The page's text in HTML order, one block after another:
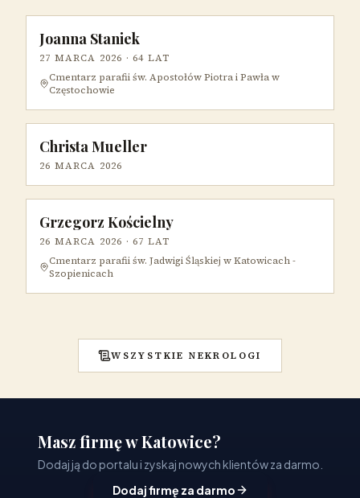
Joanna Staniek
27 MARCA 2026 · 64 LAT
Cmentarz parafii św. Apostołów Piotra i Pawła w
Częstochowie
Christa Mueller
26 MARCA 2026
Grzegorz Kościelny
26 MARCA 2026 · 67 LAT
Cmentarz parafii św. Jadwigi Śląskiej w Katowicach -
Szopienicach
WSZYSTKIE NEKROLOGI
Masz firmę w Katowice?
Dodaj ją do portalu i zyskaj nowych klientów za darmo.
Dodaj firmę za darmo